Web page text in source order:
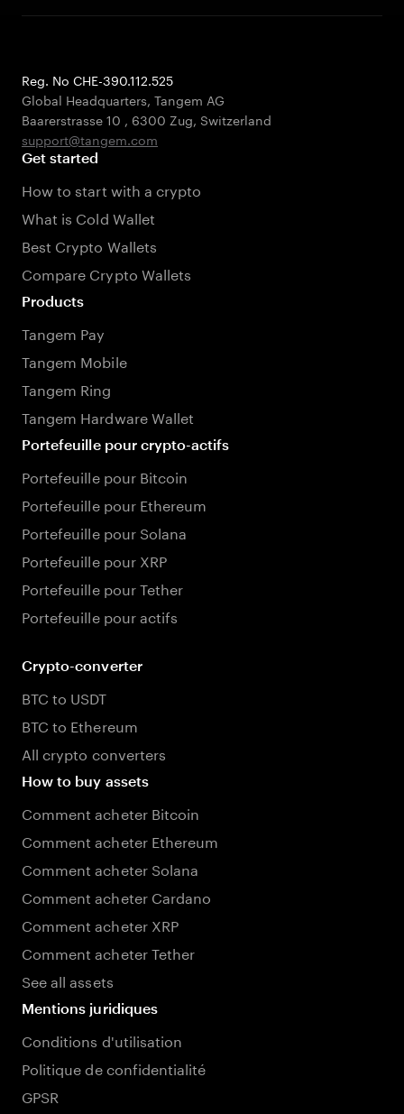
Reg. No CHE-390.112.525
Global Headquarters, Tangem AG
Baarerstrasse 10 , 6300 Zug, Switzerland
support@tangem.com
Get started
How to start with a crypto
What is Cold Wallet
Best Crypto Wallets
Compare Crypto Wallets
Products
Tangem Pay
Tangem Mobile
Tangem Ring
Tangem Hardware Wallet
Portefeuille pour crypto-actifs
Portefeuille pour Bitcoin
Portefeuille pour Ethereum
Portefeuille pour Solana
Portefeuille pour XRP
Portefeuille pour Tether
Portefeuille pour actifs
Crypto-converter
BTC to USDT
BTC to Ethereum
All crypto converters
How to buy assets
Comment acheter Bitcoin
Comment acheter Ethereum
Comment acheter Solana
Comment acheter Cardano
Comment acheter XRP
Comment acheter Tether
See all assets
Mentions juridiques
Conditions d'utilisation
Politique de confidentialité
GPSR